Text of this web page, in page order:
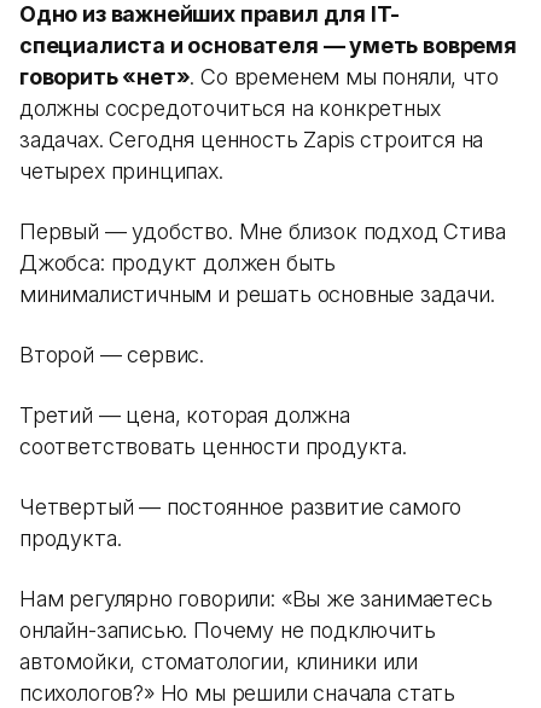
Одно из важнейших правил для IT-
специалиста и основателя — уметь вовремя
говорить «нет». Со временем мы поняли, что
должны сосредоточиться на конкретных
задачах. Сегодня ценность Zapis строится на
четырех принципах.
Первый — удобство. Мне близок подход Стива
Джобса: продукт должен быть
минималистичным и решать основные задачи.
Второй — сервис.
Третий — цена, которая должна
соответствовать ценности продукта.
Четвертый — постоянное развитие самого
продукта.
Нам регулярно говорили: «Вы же занимаетесь
онлайн-записью. Почему не подключить
автомойки, стоматологии, клиники или
психологов?» Но мы решили сначала стать